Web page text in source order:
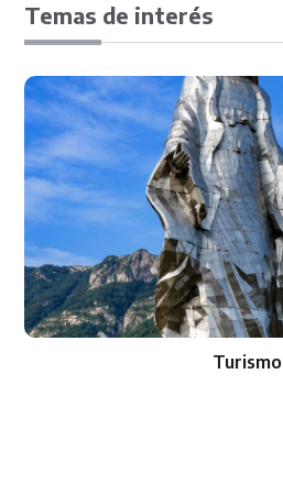
Temas de interés
Turismo